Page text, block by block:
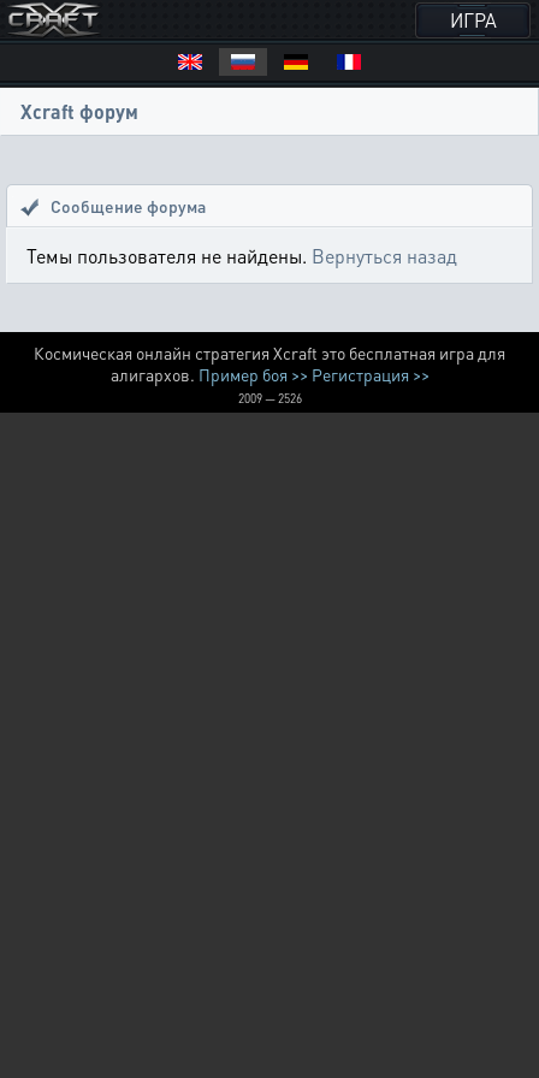
ИГРА
Xcraft форум
Сообщение форума
Темы пользователя не найдены. Вернуться назад
Космическая онлайн стратегия Xcraft это бесплатная игра для
алигархов. Пример боя >> Регистрация >>
2009 — 2526